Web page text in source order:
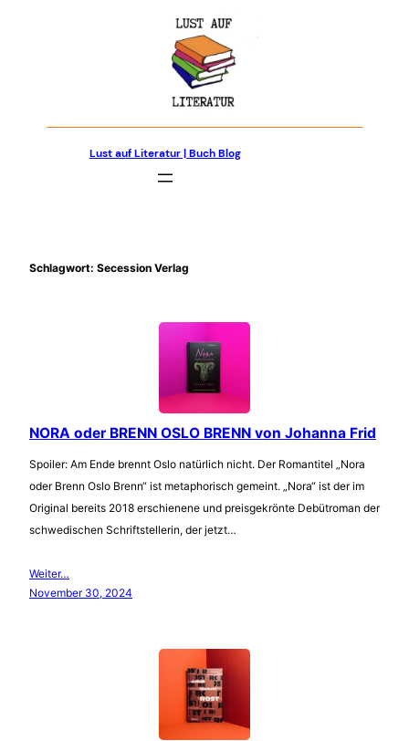
Lust auf Literatur | Buch Blog
Schlagwort: Secession Verlag
NORA oder BRENN OSLO BRENN von Johanna Frid
Spoiler: Am Ende brennt Oslo natürlich nicht. Der Romantitel „Nora
oder Brenn Oslo Brenn“ ist metaphorisch gemeint. „Nora“ ist der im
Original bereits 2018 erschienene und preisgekrönte Debütroman der
schwedischen Schriftstellerin, der jetzt…
Weiter…
November 30, 2024